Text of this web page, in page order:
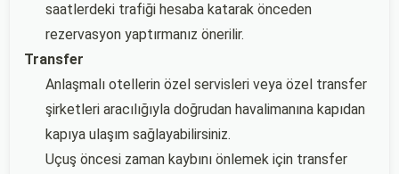
saatlerdeki trafiği hesaba katarak önceden
rezervasyon yaptırmanız önerilir.
Transfer
Anlaşmalı otellerin özel servisleri veya özel transfer
şirketleri aracılığıyla doğrudan havalimanına kapıdan
kapıya ulaşım sağlayabilirsiniz.
Uçuş öncesi zaman kaybını önlemek için transfer